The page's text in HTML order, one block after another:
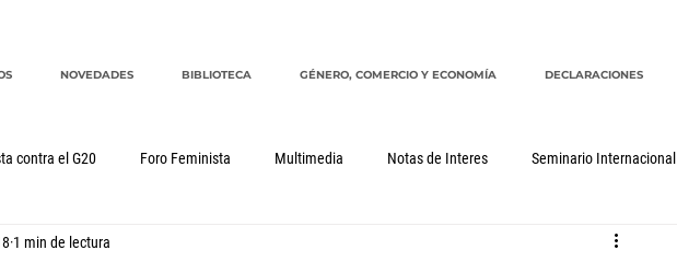
NOVEDADES BIBLIOTECA GÉNERO, COMERCIO Y ECONOMÍA DECLARACIONES
contra el G20 Foro Feminista Multimedia Notas de Interes Seminario Internacional
Género, comercio y economía
1 min de lectura